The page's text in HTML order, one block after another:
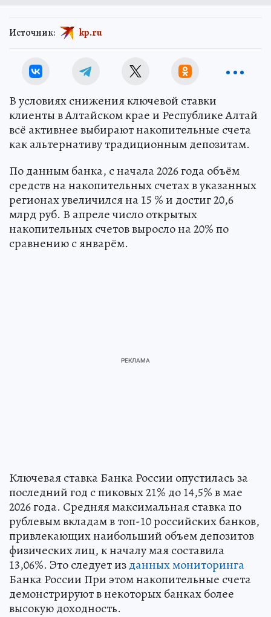
Источник: kp.ru
В условиях снижения ключевой ставки
клиенты в Алтайском крае и Республике Алтай
всё активнее выбирают накопительные счета
как альтернативу традиционным депозитам.
По данным банка, с начала 2026 года объём
средств на накопительных счетах в указанных
регионах увеличился на 15 % и достиг 20,6
млрд руб. В апреле число открытых
накопительных счетов выросло на 20% по
сравнению с январём.
Ключевая ставка Банка России опустилась за
последний год с пиковых 21% до 14,5% в мае
2026 года. Средняя максимальная ставка по
рублевым вкладам в топ-10 российских банков,
привлекающих наибольший объем депозитов
физических лиц, к началу мая составила
13,06%. Это следует изданных мониторинга
Банка России При этом накопительные счета
демонстрируют в некоторых банках более
высокую доходность.